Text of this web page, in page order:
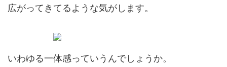
広がってきてるような気がします。
いわゆる一体感っていうんでしょうか。